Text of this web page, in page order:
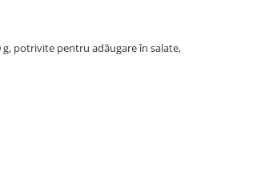
potrivite pentru adăugare în salate,